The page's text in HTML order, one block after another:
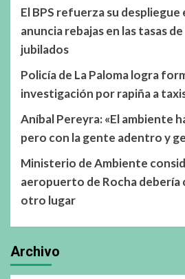
El BPS refuerza su
anuncia rebajas en las tasas
jubilados
Policía de La Paloma logra
investigación por rapiña a
Aníbal Pereyra: «El ambiente
pero con la gente adentro y
Ministerio de Ambiente
aeropuerto de Rocha debería
otro lugar
Archivo